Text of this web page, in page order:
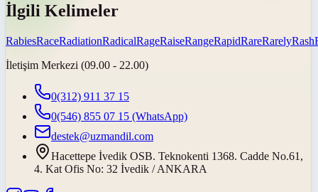
İlgili Kelimeler
RabiesRaceRadiationRadicalRageRaiseRangeRapidRareRarelyRash
İletişim Merkezi (09.00 - 22.00)
0(312) 911 37 15
0(546) 855 07 15 (WhatsApp)
destek@uzmandil.com
Hacettepe İvedik OSB. Teknokenti 1368. Cadde No.61,
4. Kat Ofis No: 32 İvedik / ANKARA